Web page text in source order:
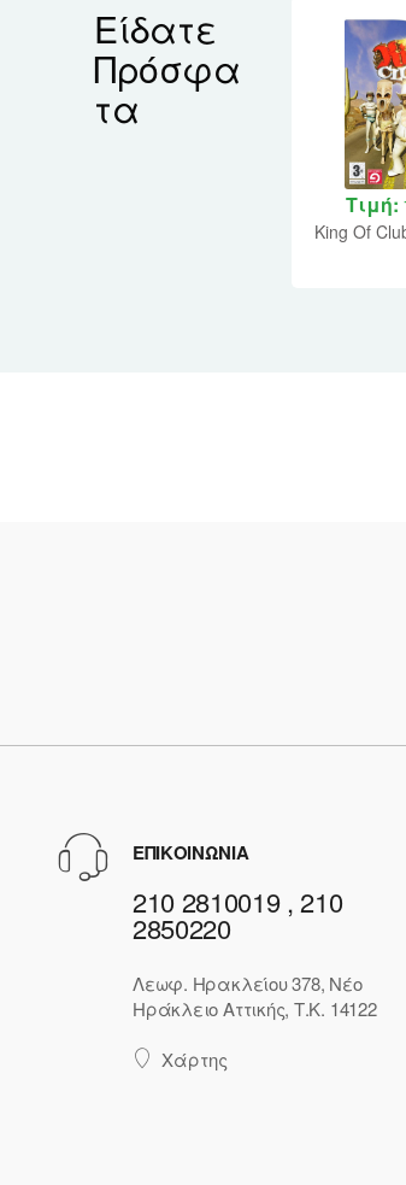
Είδατε
Πρόσφα
τα
Τιμή:
King Of
ΕΠΙΚΟΙΝΩΝΙΑ
210 2810019 , 210
2850220
Λεωφ. Ηρακλείου 378, Νέο
Ηράκλειο Αττικής, Τ.Κ. 14122
Χάρτης